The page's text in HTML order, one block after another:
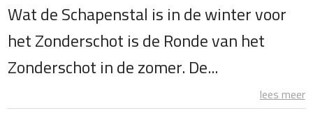
Wat de Schapenstal is in de winter voor
het Zonderschot is de Ronde van het
Zonderschot in de zomer. De...
lees meer